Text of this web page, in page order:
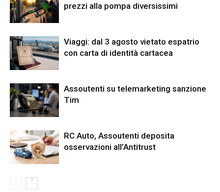
prezzi alla pompa diversissimi
Viaggi: dal 3 agosto vietato espatrio
con carta di identità cartacea
Assoutenti su telemarketing sanzione
Tim
RC Auto, Assoutenti deposita
osservazioni all’Antitrust